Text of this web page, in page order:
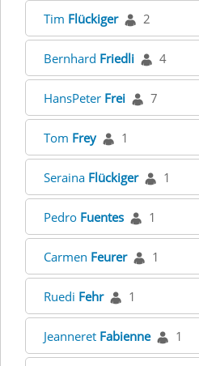
Tim Flückiger 2
Bernhard Friedli 4
HansPeter Frei 7
Tom Frey 1
Seraina Flückiger 1
Pedro Fuentes 1
Carmen Feurer 1
Ruedi Fehr 1
Jeanneret Fabienne 1